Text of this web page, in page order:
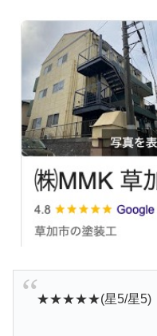
★★★★★(星5/星5)